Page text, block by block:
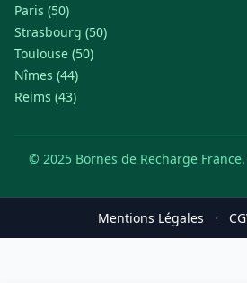
Paris (50)
Strasbourg (50)
Toulouse (50)
Nîmes (44)
Reims (43)
© 2025 Bornes de Recharge
Mentions Légales ·